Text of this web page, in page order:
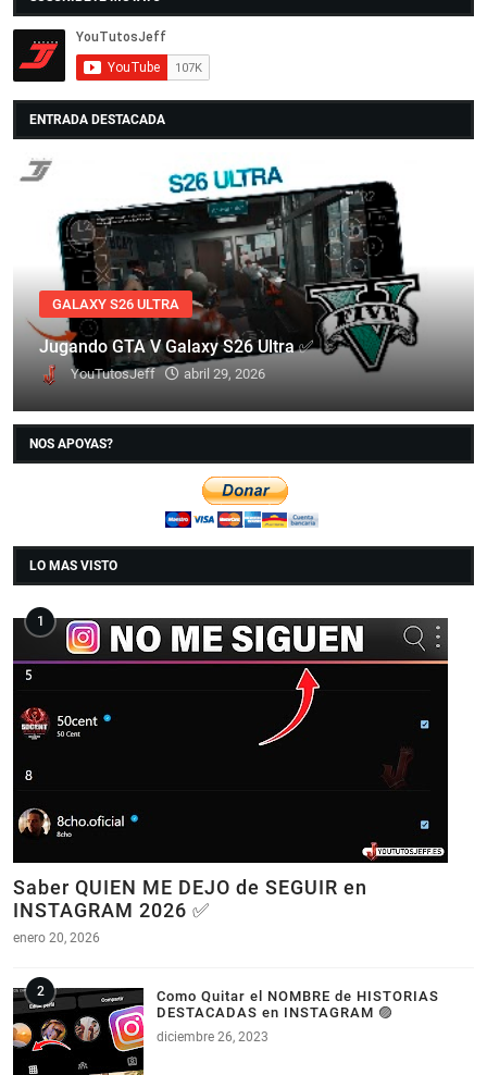
ENTRADA DESTACADA
GALAXY S26 ULTRA
Jugando GTA V Galaxy S26 Ultra ✅
YouTutosJeff abril 29, 2026
NOS APOYAS?
LO MAS VISTO
Saber QUIEN ME DEJO de SEGUIR en
INSTAGRAM 2026 ✅
enero 20, 2026
Como Quitar el NOMBRE de HISTORIAS
DESTACADAS en INSTAGRAM 🟣
diciembre 26, 2023